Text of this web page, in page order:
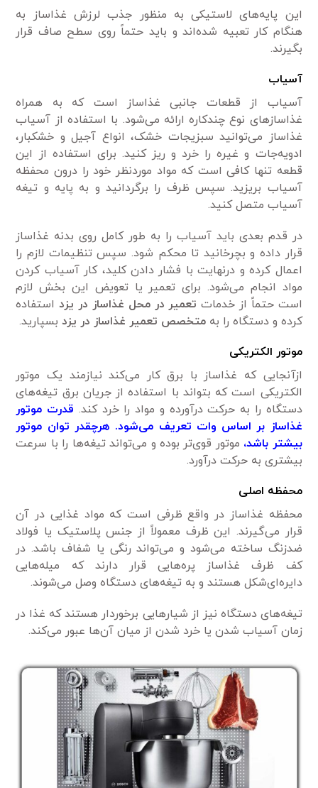
این پایه‌های لاستیکی به منظور جذب لرزش غذاساز به
هنگام کار تعبیه شده‌اند و باید حتماً روی سطح صاف قرار
بگیرند.
آسیاب
آسیاب از قطعات جانبی غذاساز‌ است که به همراه
غذاساز‌های نوع چندکاره ارائه می‌شود. با استفاده از آسیاب
غذاساز می‌توانید سبزیجات خشک، انواع آجیل و خشکبار،
ادویه‌جات و غیره را خرد و ریز کنید. برای استفاده از این
قطعه تنها کافی است که مواد موردنظر خود را درون محفظه
آسیاب بریزید. سپس ظرف را برگردانید و به پایه و تیغه
آسیاب متصل کنید.
در قدم بعدی باید آسیاب را به طور کامل روی بدنه غذاساز
قرار داده و بچرخانید تا محکم شود. سپس تنظیمات لازم را
اعمال کرده و درنهایت با فشار دادن کلید، کار آسیاب کردن
مواد انجام می‌شود. برای تعمیر یا تعویض این بخش لازم
است حتماً از خدمات تعمیر در محل غذاساز در یزد استفاده
کرده و دستگاه را بهمتخصص تعمیر غذاساز در یزد بسپارید.
موتور الکتریکی
ازآنجایی که غذاساز با برق ‌کار می‌کند نیازمند یک موتور
الکتریکی است که بتواند با استفاده از جریان برق تیغه‌های
دستگاه را به حرکت درآورده و مواد را خرد کند. قدرت موتور
غذاساز بر اساس وات تعریف می‌شود. هرچقدر توان موتور
بیشتر باشد، موتور قوی‌تر بوده و می‌تواند تیغه‌ها را با سرعت
بیشتری به حرکت درآورد.
محفظه اصلی
محفظه غذاساز در واقع ظرفی است که مواد غذایی در آن
قرار می‌گیرند. این ظرف معمولاً از جنس پلاستیک یا فولاد
ضدزنگ ساخته می‌شود و می‌تواند رنگی یا شفاف باشد. در
کف ظرف غذاساز پره‌هایی قرار دارند که میله‌هایی
دایره‌ای‌شکل هستند و به تیغه‌های دستگاه وصل می‌شوند.
تیغه‌های دستگاه نیز از شیار‌هایی برخوردار هستند که غذا در
زمان آسیاب شدن یا خرد شدن از میان آن‌ها عبور می‌کند.